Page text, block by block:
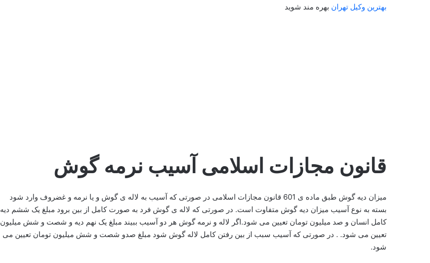
بهترین وکیل تهران بهره مند شوید
قانون مجازات اسلامی آسیب نرمه گوش
میزان دیه گوش طبق ماده ی 601 قانون مجازات اسلامی در صورتی که آسیب به لاله ی گوش و یا نرمه و غضروف وارد شود
بسته به نوع آسیب میزان دیه گوش متفاوت است. در صورتی که لاله ی گوش فرد به صورت کامل از بین برود مبلغ یک ششم دیه
کامل انسان و صد میلیون تومان تعیین می شود.اگر لاله و نرمه گوش هر دو آسیب ببیند مبلغ یک نهم دیه و شصت و شش میلیون
تعیین می شود. . در صورتی که آسیب سبب از بین رفتن کامل لاله گوش شود مبلغ صدو شصت و شش میلیون تومان تعیین می
شود.